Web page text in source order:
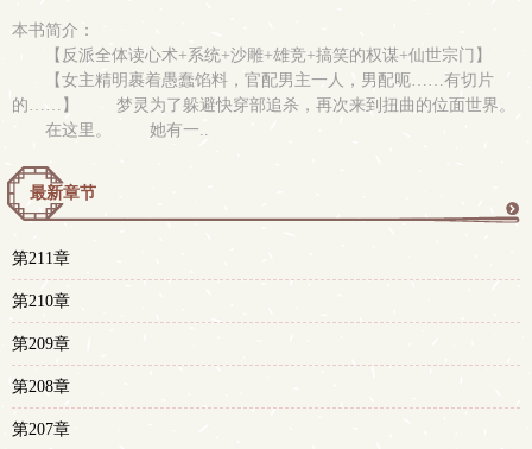
本书简介：
【反派全体读心术+系统+沙雕+雄竞+搞笑的权谋+仙世宗门】
【女主精明裹着愚蠢馅料，官配男主一人，男配呃……有切片
的……】 梦灵为了躲避快穿部追杀，再次来到扭曲的位面世界。
在这里。 她有一..
最新章节
第211章
第210章
第209章
第208章
第207章